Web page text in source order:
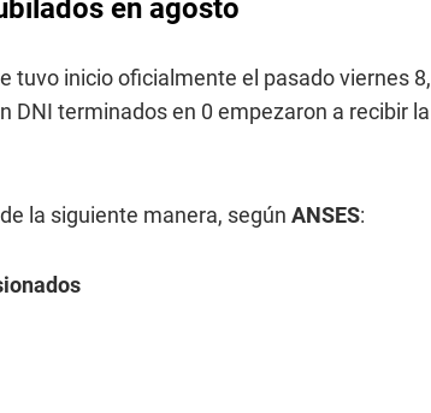
en agosto
tuvo inicio oficialmente el pasado viernes 8,
DNI terminados en 0 empezaron a recibir la
la siguiente manera, según ANSES: